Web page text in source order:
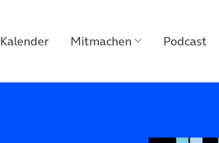
Kalender Mitmachen Podcast